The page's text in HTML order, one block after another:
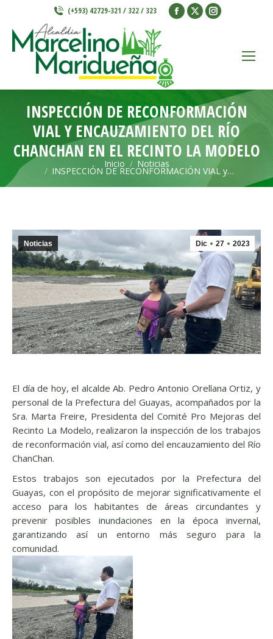
(+593) 42729-321 / 322 / 323
Facebook
window
X
window
Instagram
window
INSPECCIÓN DE RECONFORMACIÓN
VIAL Y ENCAUZAMIENTO DEL RÍO
CHANCHAN EN EL RECINTO LA MODELO
Estás aquí: Inicio Noticias
INSPECCIÓN DE RECONFORMACIÓN VIAL y…
Dic 27 2023
Noticias
El día de hoy, el alcalde Ab. Pedro Antonio Orellana Ortiz, y
personal de la Prefectura del Guayas, acompañados por la
Sra. Marta Freire, Presidenta del Comité Pro Mejoras del
Recinto La Modelo, realizaron la inspección de los trabajos
de reconformación vial, así como del encauzamiento del Río
ChanChan.
Estos trabajos son ejecutados por la Prefectura del
Guayas, con el propósito de mejorar significativamente el
acceso para los habitantes de áreas circundantes y
prevenir posibles inundaciones en la época invernal,
garantizando así un entorno más seguro para la
comunidad.